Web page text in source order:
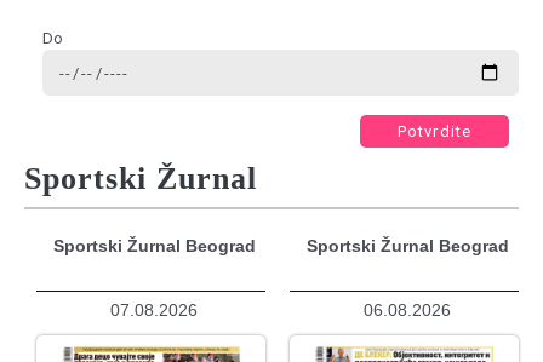
Do
Potvrdite
Sportski Žurnal
Sportski Žurnal Beograd
07.08.2026
Sportski Žurnal Beograd
06.08.2026